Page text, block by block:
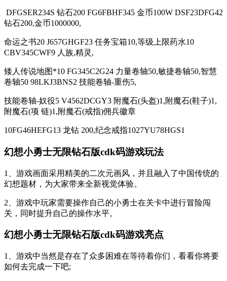
DFGSER234S 钻石200 FG6FBHF345 金币100W DSF23DFG42
钻石200,金币1000000,
命运之书20 J657GHGF23 任务宝箱10,等级上限药水10
CBV345CWF9 人族,精灵,
矮人传说地图*10 FG345C2G24 力量卷轴50,敏捷卷轴50,智慧
卷轴50 98LKJ3BNS2 技能卷轴-重伤5,
技能卷轴-奴役5 V4562DCGY3 附魔石(头盔)1,附魔石(鞋子)1,
附魔石(项 链)1,附魔石(戒指)佣兵徽章
10FG46HEFG13 龙钻 200,纪念戒指1027YU78HGS1
幻想小勇士无限钻石版cdk码游戏玩法
1、游戏画面采用精美的二次元画风，并且融入了中国传统的
幻想题材，为大家带来全新视觉体验。
2、游戏中玩家需要操作自己的小勇士在关卡中进行冒险闯
关，同时提升自己的操作水平。
幻想小勇士无限钻石版cdk码游戏亮点
1、游戏中当然是存在了众多困难在等待着你们，看看你将要
如何去完成一下吧;